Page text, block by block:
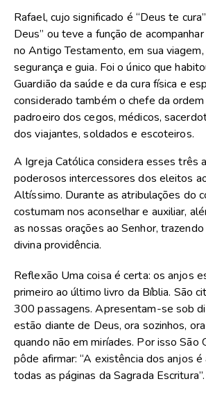
Rafael, cujo significado é “Deus te
Deus” ou teve a função de
no Antigo Testamento, em sua
segurança e guia. Foi o único que
Guardião da saúde e da cura física e
considerado também o chefe da
padroeiro dos cegos, médicos,
dos viajantes, soldados e escoteiros.
A Igreja Católica considera esses três
poderosos intercessores dos eleitos
Altíssimo. Durante as atribulações do
costumam nos aconselhar e auxiliar,
as nossas orações ao Senhor,
divina providência.
Reflexão Uma coisa é certa: os anjos
primeiro ao último livro da Bíblia. São
300 passagens. Apresentam-se sob
estão diante de Deus, ora sozinhos,
quando não em miríades. Por isso São
pôde afirmar: “A existência dos anjos
todas as páginas da Sagrada Escritura”.